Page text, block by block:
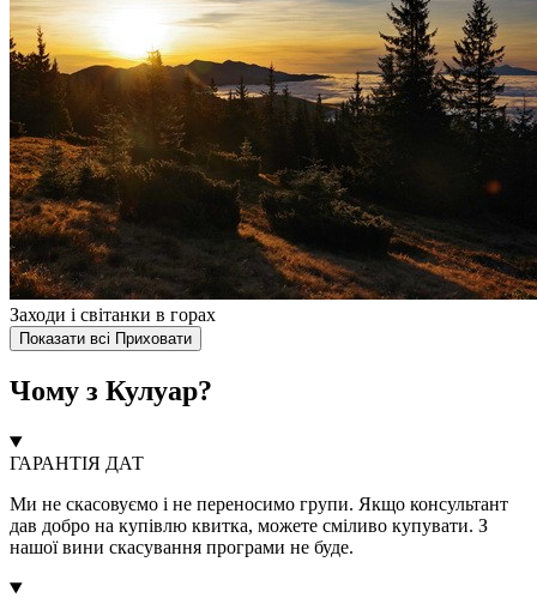
Заходи і світанки в горах
Показати всі Приховати
Чому з Кулуар?
ГАРАНТІЯ ДАТ
Ми не скасовуємо і не переносимо групи. Якщо консультант
дав добро на купівлю квитка, можете сміливо купувати. З
нашої вини скасування програми не буде.